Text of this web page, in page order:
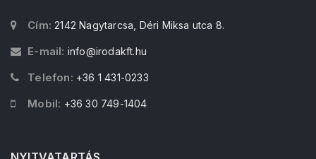
Cím: 2142 Nagytarcsa, Déri Miksa utca 8.
E-mail: info@irodakft.hu
Telefon: +36 1 431-0233
Mobil: +36 30 749-1404